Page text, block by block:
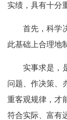
实绩，具有十分
首先，科学决
此基础上合理地
实事求是，是
问题、作决策、
重客观规律，才
符合实际、富有